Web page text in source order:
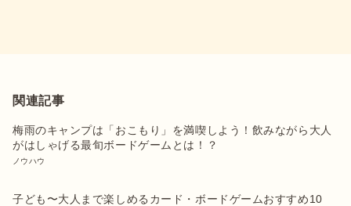
関連記事
梅雨のキャンプは「おこもり」を満喫しよう！飲みながら大人
がはしゃげる最旬ボードゲームとは！？
ノウハウ
子ども〜大人まで楽しめるカード・ボードゲームおすすめ10